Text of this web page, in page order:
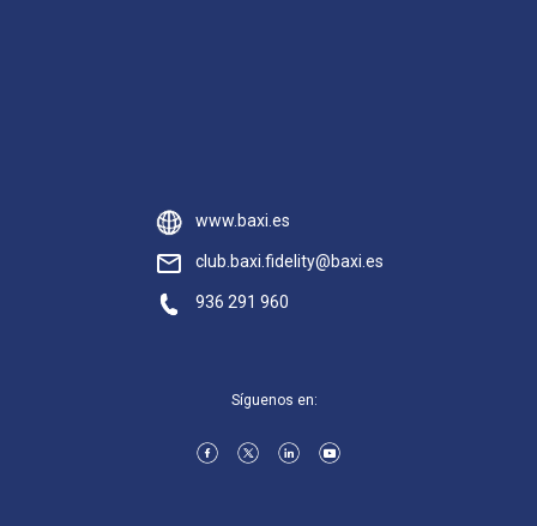
www.baxi.es
club.baxi.fidelity@baxi.es
936 291 960
Síguenos en: